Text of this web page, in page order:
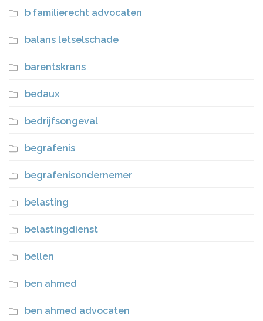
b familierecht advocaten
balans letselschade
barentskrans
bedaux
bedrijfsongeval
begrafenis
begrafenisondernemer
belasting
belastingdienst
bellen
ben ahmed
ben ahmed advocaten